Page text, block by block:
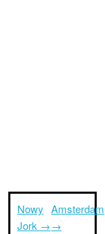
Nowy
Jork →
Amsterdam
→